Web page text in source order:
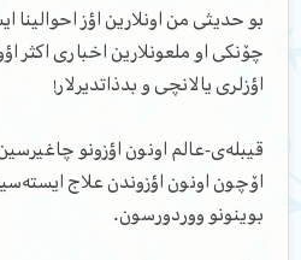
بو حدیثی من اونلارین اؤز احوالینا
چۆنکی او ملعونلارین اخباری اکثر
اؤزلری یالانچی و بدذاتدیرلار!
قیبله‌ی-عالم اونون اؤزونو
اۆچون اونون اؤزوندن علاج
بوینونو ووردورسون.